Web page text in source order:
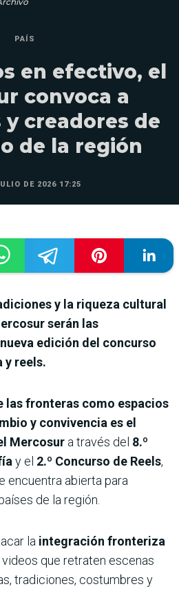
PAÍS
en efectivo, el
convoca a
creadores de
de la región
DE 2026 17:25
y la riqueza cultural
serán las
edición del concurso
y reels.
las fronteras como espacios
y convivencia es el
Mercosur a través del 8.º
y el 2.º Concurso de Reels,
encuentra abierta para
de la región.
la integración fronteriza
que retraten escenas
tradiciones, costumbres y